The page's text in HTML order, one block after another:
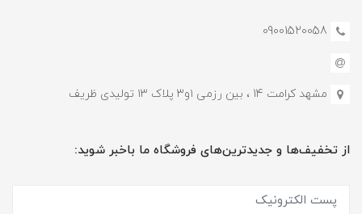
09001520058
مشهد کرامت 14 ، بین رزمی ۱و۳ پلاک ۱۳ تولیدی ظریف
از تخفیف‌ها و جدیدترین‌های فروشگاه ما باخبر شوید: